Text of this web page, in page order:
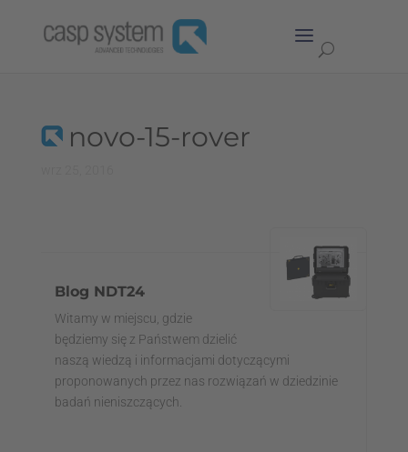
novo-15-rover
Blog NDT24
Witamy w miejscu, gdzie
będziemy się z Państwem dzielić
naszą wiedzą i informacjami dotyczącymi
proponowanych przez nas rozwiązań w dziedzinie
badań nieniszczących.